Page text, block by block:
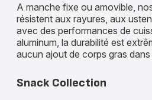
A manche fixe ou amovible,
résistent aux rayures, aux
avec des performances de
aluminum, la durabilité est
aucun ajout de corps gras dans
Snack Collection